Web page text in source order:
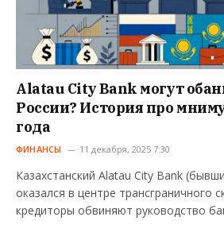
Alatau City Bank могут
России? История про
года
ФИНАНСЫ 11 декабря, 2025 7:30
Казахстанский Alatau City Bank
оказался в центре трансграничного
кредиторы обвиняют руководство